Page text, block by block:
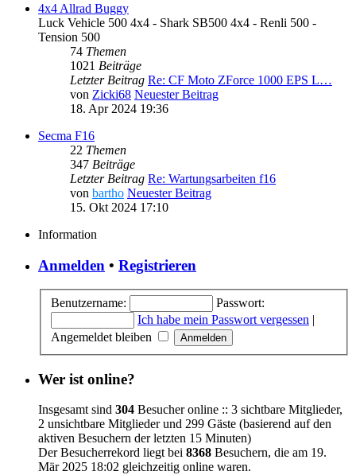
4x4 Allrad Buggy
Luck Vehicle 500 4x4 - Shark SB500 4x4 - Renli 500 -
Tension 500
74 Themen
1021 Beiträge
Letzter Beitrag Re: CF Moto ZForce 1000 EPS L…
von Zicki68 Neuester Beitrag
18. Apr 2024 19:36
Secma F16
22 Themen
347 Beiträge
Letzter Beitrag Re: Wartungsarbeiten f16
von bartho Neuester Beitrag
15. Okt 2024 17:10
Information
Anmelden • Registrieren
Benutzername:
Passwort:
Ich habe mein Passwort vergessen |
Angemeldet bleiben
Wer ist online?
Insgesamt sind 304 Besucher online :: 3 sichtbare Mitglieder,
2 unsichtbare Mitglieder und 299 Gäste (basierend auf den
aktiven Besuchern der letzten 15 Minuten)
Der Besucherrekord liegt bei 8368 Besuchern, die am 19.
Mär 2025 18:02 gleichzeitig online waren.